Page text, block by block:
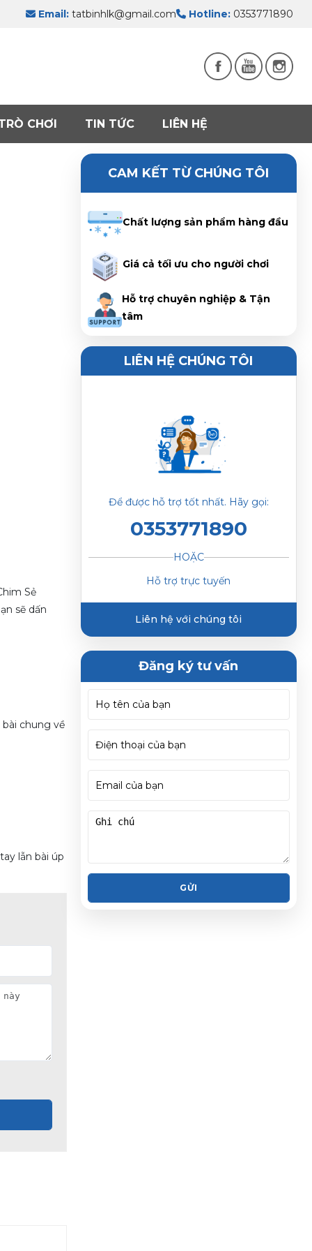
Email:tatbinhlk@gmail.com Hotline:0353771890
CHƠI TIN TỨC LIÊN HỆ
Sẻ
sẽ dấn
chung về
lẫn bài úp
CAM KẾT TỪ CHÚNG TÔI
Chất lượng sản phẩm hàng đầu
Giá cả tối ưu cho người chơi
Hỗ trợ chuyên nghiệp & Tận
tâm
LIÊN HỆ CHÚNG TÔI
Để được hỗ trợ tốt nhất. Hãy gọi:
0353771890
HOẶC
Hỗ trợ trực tuyến
Liên hệ với chúng tôi
Đăng ký tư vấn
GỬI